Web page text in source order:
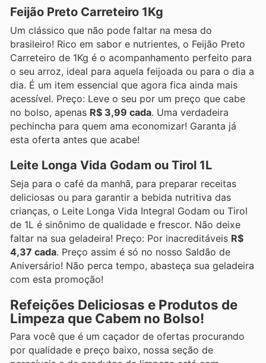
Feijão Preto Carreteiro 1Kg
Um clássico que não pode faltar na mesa do
brasileiro! Rico em sabor e nutrientes, o Feijão Preto
Carreteiro de 1Kg é o acompanhamento perfeito para
o seu arroz, ideal para aquela feijoada ou para o dia a
dia. É um item essencial que agora fica ainda mais
acessível. Preço: Leve o seu por um preço que cabe
no bolso, apenas R$ 3,99 cada. Uma verdadeira
pechincha para quem ama economizar! Garanta já
esta oferta antes que acabe!
Leite Longa Vida Godam ou Tirol 1L
Seja para o café da manhã, para preparar receitas
deliciosas ou para garantir a bebida nutritiva das
crianças, o Leite Longa Vida Integral Godam ou Tirol
de 1L é sinônimo de qualidade e frescor. Não deixe
faltar na sua geladeira! Preço: Por inacreditáveis R$
4,37 cada. Preço assim é só no nosso Saldão de
Aniversário! Não perca tempo, abasteça sua geladeira
com esta promoção!
Refeições Deliciosas e Produtos de
Limpeza que Cabem no Bolso!
Para você que é um caçador de ofertas procurando
por qualidade e preço baixo, nossa seção de